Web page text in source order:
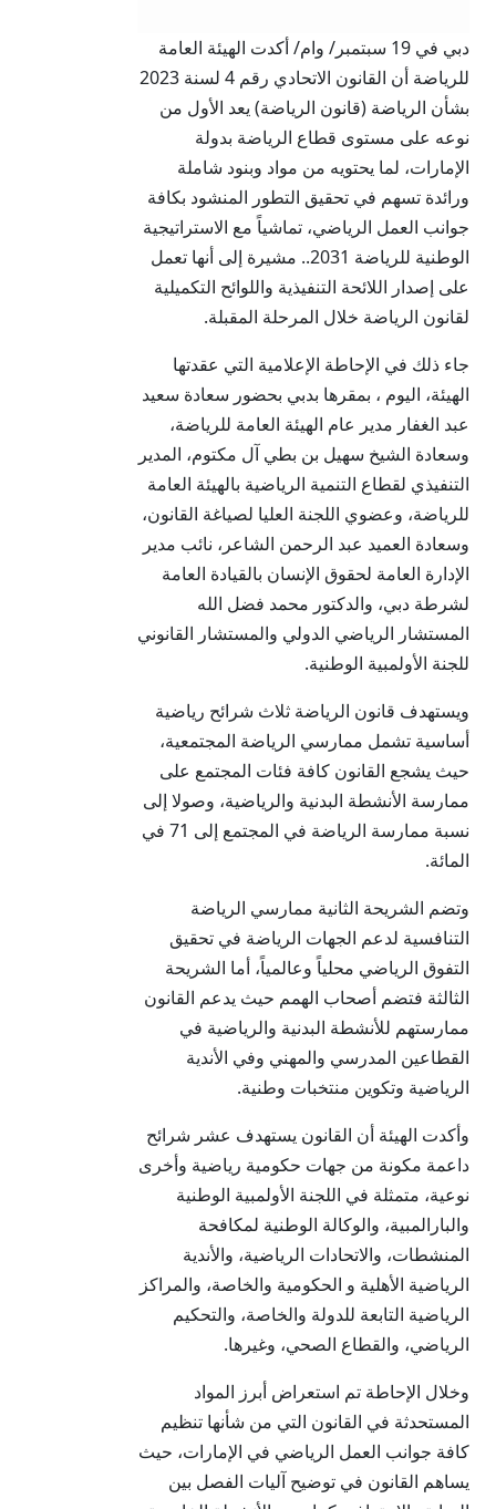
دبي في 19 سبتمبر/ وام/ أكدت الهيئة العامة
للرياضة أن القانون الاتحادي رقم 4 لسنة 2023
بشأن الرياضة (قانون الرياضة) يعد الأول من
نوعه على مستوى قطاع الرياضة بدولة
الإمارات، لما يحتويه من مواد وبنود شاملة
ورائدة تسهم في تحقيق التطور المنشود بكافة
جوانب العمل الرياضي، تماشياً مع الاستراتيجية
الوطنية للرياضة 2031.. مشيرة إلى أنها تعمل
على إصدار اللائحة التنفيذية واللوائح التكميلية
لقانون الرياضة خلال المرحلة المقبلة.
جاء ذلك في الإحاطة الإعلامية التي عقدتها
الهيئة، اليوم ، بمقرها بدبي بحضور سعادة سعيد
عبد الغفار مدير عام الهيئة العامة للرياضة،
وسعادة الشيخ سهيل بن بطي آل مكتوم، المدير
التنفيذي لقطاع التنمية الرياضية بالهيئة العامة
للرياضة، وعضوي اللجنة العليا لصياغة القانون،
وسعادة العميد عبد الرحمن الشاعر، نائب مدير
الإدارة العامة لحقوق الإنسان بالقيادة العامة
لشرطة دبي، والدكتور محمد فضل الله
المستشار الرياضي الدولي والمستشار القانوني
للجنة الأولمبية الوطنية.
ويستهدف قانون الرياضة ثلاث شرائح رياضية
أساسية تشمل ممارسي الرياضة المجتمعية،
حيث يشجع القانون كافة فئات المجتمع على
ممارسة الأنشطة البدنية والرياضية، وصولا إلى
نسبة ممارسة الرياضة في المجتمع إلى 71 في
المائة.
وتضم الشريحة الثانية ممارسي الرياضة
التنافسية لدعم الجهات الرياضة في تحقيق
التفوق الرياضي محلياً وعالمياً، أما الشريحة
الثالثة فتضم أصحاب الهمم حيث يدعم القانون
ممارستهم للأنشطة البدنية والرياضية في
القطاعين المدرسي والمهني وفي الأندية
الرياضية وتكوين منتخبات وطنية.
وأكدت الهيئة أن القانون يستهدف عشر شرائح
داعمة مكونة من جهات حكومية رياضية وأخرى
نوعية، متمثلة في اللجنة الأولمبية الوطنية
والبارالمبية، والوكالة الوطنية لمكافحة
المنشطات، والاتحادات الرياضية، والأندية
الرياضية الأهلية و الحكومية والخاصة، والمراكز
الرياضية التابعة للدولة والخاصة، والتحكيم
الرياضي، والقطاع الصحي، وغيرها.
وخلال الإحاطة تم استعراض أبرز المواد
المستحدثة في القانون التي من شأنها تنظيم
كافة جوانب العمل الرياضي في الإمارات، حيث
يساهم القانون في توضيح آليات الفصل بين